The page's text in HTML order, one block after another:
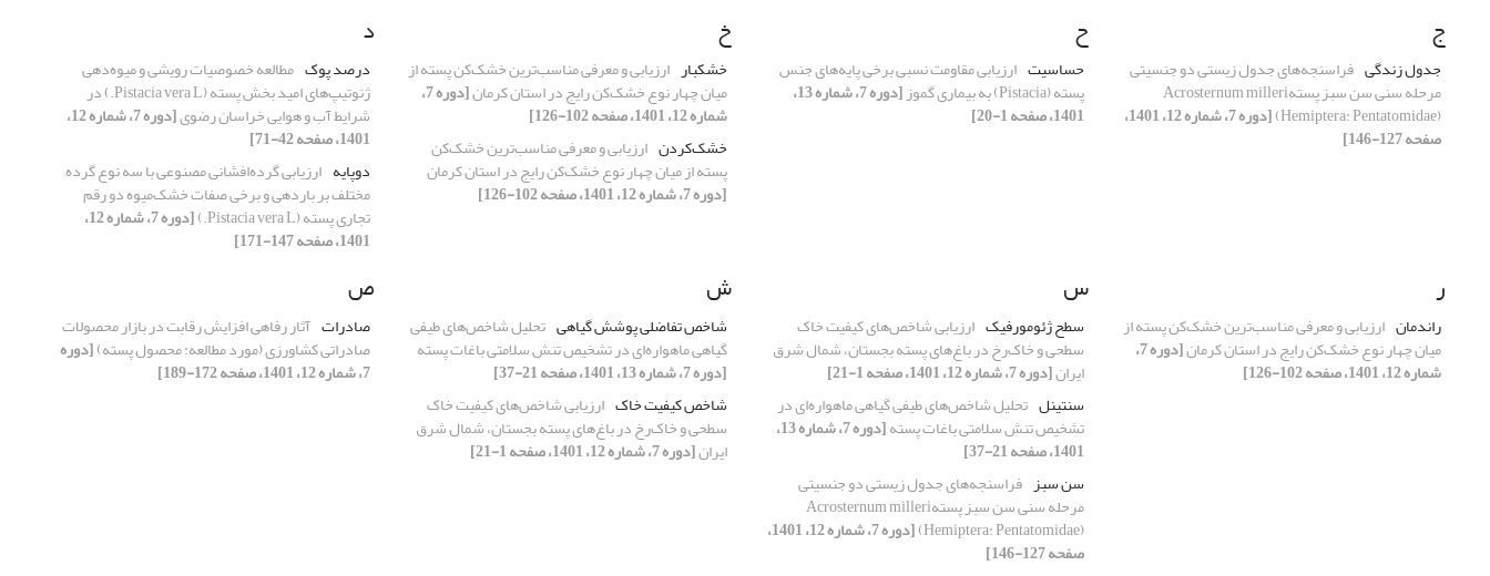
ج
جدول زندگی فراسنجه‌های جدول زیستی دو جنسیتی
مرحله سنی سن سبز پستهAcrosternum milleri
(Hemiptera: Pentatomidae) [دوره 7، شماره 12، 1401،
صفحه 127-146]
ح
حساسیت ارزیابی مقاومت نسبی برخی پایه‌های جنس
پسته (Pistacia) به بیماری گموز [دوره 7، شماره 13،
1401، صفحه 1-20]
خ
خشکبار ارزیابی و معرفی مناسب‌ترین خشک‌کن پسته از
میان چهار نوع خشک‌کن رایج در استان کرمان [دوره 7،
شماره 12، 1401، صفحه 102-126]
خشک‌کردن‌ ارزیابی و معرفی مناسب‌ترین خشک‌کن
پسته از میان چهار نوع خشک‌کن رایج در استان کرمان
[دوره 7، شماره 12، 1401، صفحه 102-126]
د
درصد پوک مطالعه خصوصیات رویشی و میوه‌دهی
ژنوتیپ‌های امید بخش پسته (Pistacia vera L.) در
شرایط آب و هوایی خراسان رضوی [دوره 7، شماره 12،
1401، صفحه 42-71]
دوپایه ارزیابی گرده‌افشانی مصنوعی با سه نوع گرده
مختلف بر باردهی و برخی صفات خشک‌میوه دو رقم
تجاری پسته (Pistacia vera L.) [دوره 7، شماره 12،
1401، صفحه 147-171]
ر
راندمان‌ ارزیابی و معرفی مناسب‌ترین خشک‌کن پسته از
میان چهار نوع خشک‌کن رایج در استان کرمان [دوره 7،
شماره 12، 1401، صفحه 102-126]
س
سطح ژئومورفیک ارزیابی شاخص‌های کیفیت خاک
سطحی و خاک‌رخ در باغ‌های پسته بجستان، شمال شرق
ایران[دوره 7، شماره 12، 1401، صفحه 1-21]
سنتینل تحلیل شاخص‌های طیفی گیاهی ماهواره‌ای در
تشخیص تنش سلامتی باغات پسته [دوره 7، شماره 13،
1401، صفحه 21-37]
سن سبز فراسنجه‌های جدول زیستی دو جنسیتی
مرحله سنی سن سبز پستهAcrosternum milleri
(Hemiptera: Pentatomidae) [دوره 7، شماره 12، 1401،
صفحه 127-146]
ش
شاخص تفاضلی پوشش گیاهی تحلیل شاخص‌های طیفی
گیاهی ماهواره‌ای در تشخیص تنش سلامتی باغات پسته
[دوره 7، شماره 13، 1401، صفحه 21-37]
شاخص کیفیت خاک ارزیابی شاخص‌های کیفیت خاک
سطحی و خاک‌رخ در باغ‌های پسته بجستان، شمال شرق
ایران[دوره 7، شماره 12، 1401، صفحه 1-21]
ص
صادرات آثار رفاهی افزایش رقابت در بازار محصولات
صادراتی کشاورزی (مورد مطالعه: محصول پسته)[دوره
7، شماره 12، 1401، صفحه 172-189]